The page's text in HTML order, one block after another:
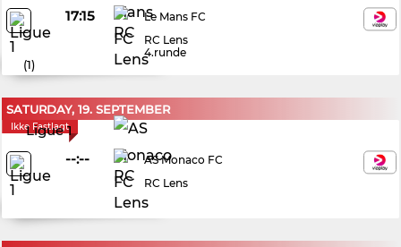
17:15
Le Mans FC
RC Lens
4.runde
(1)
SATURDAY, 19. SEPTEMBER
Ikke Fastlagt
Ligue 1
--:--
AS Monaco FC
RC Lens